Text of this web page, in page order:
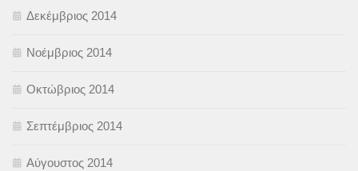
Δεκέμβριος 2014
Νοέμβριος 2014
Οκτώβριος 2014
Σεπτέμβριος 2014
Αύγουστος 2014